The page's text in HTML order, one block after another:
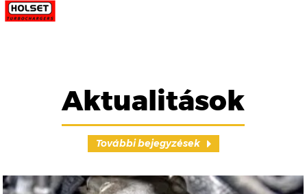
Aktualitások
További bejegyzések